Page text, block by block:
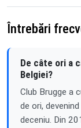
Întrebări
De câte ori a
Belgiei?
Club Brugge a
de ori,
deceniu. Din